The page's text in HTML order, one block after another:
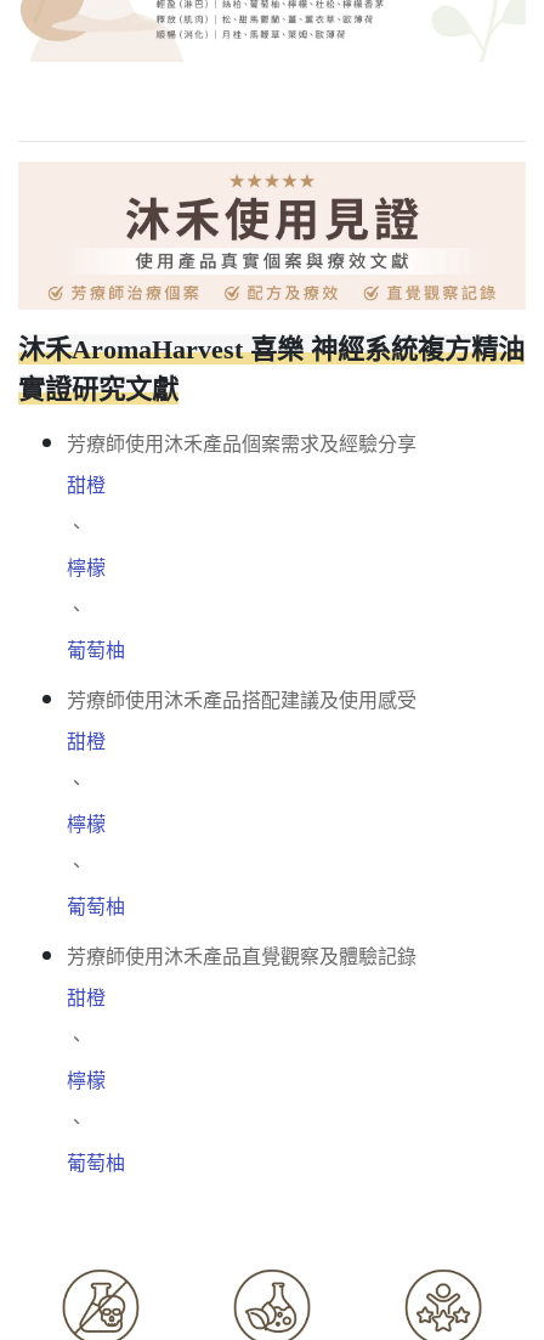
沐禾AromaHarvest 喜樂 神經系統複方精油
實證研究文獻
芳療師使用沐禾產品個案需求及經驗分享
甜橙
、
檸檬
、
葡萄柚
芳療師使用沐禾產品搭配建議及使用感受
甜橙
、
檸檬
、
葡萄柚
芳療師使用沐禾產品直覺觀察及體驗記錄
甜橙
、
檸檬
、
葡萄柚